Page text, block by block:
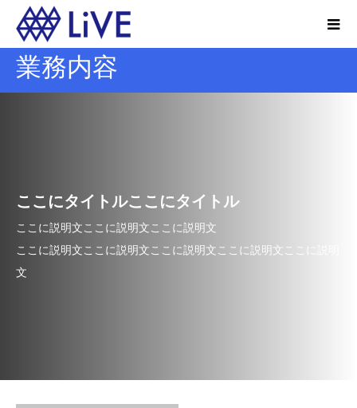
業務内容
ここにタイトルここにタイトル
ここに説明文ここに説明文ここに説明文
ここに説明文ここに説明文ここに説明文ここに説明文ここに説明
文